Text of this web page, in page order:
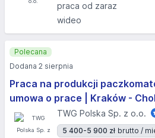
praca od zaraz
wideo
Praca na produkcji
umowa o prace | Kraków -
TWG Polska Sp. z o.o.
5 400-5 900 zł brutto /
Polecana
Dodana 2 sierpnia